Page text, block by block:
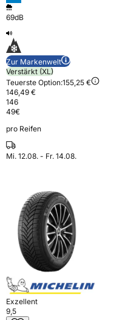
69dB
Zur Markenwelt
Verstärkt (XL)
Teuerste Option:155,25 €
146,49 €
146
49€
pro Reifen
Mi. 12.08. - Fr. 14.08.
Exzellent
9,5